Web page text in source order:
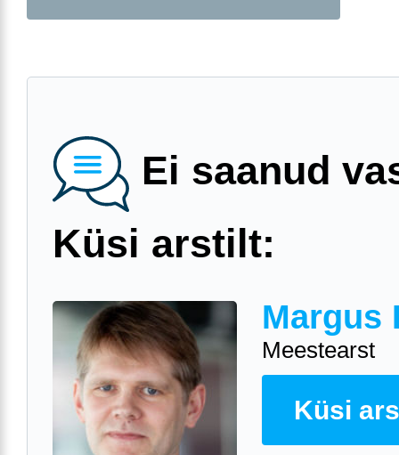
Ei saanud
Küsi arstilt:
Margus
Meestearst
Küsi